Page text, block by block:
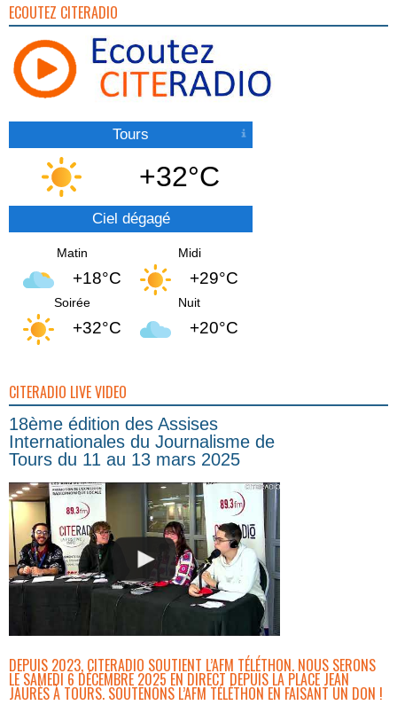
ECOUTEZ CITERADIO
Tours
+32°C
Ciel dégagé
Matin
+18°C
Midi
+29°C
Soirée
+32°C
Nuit
+20°C
CITERADIO LIVE VIDEO
18ème édition des Assises
Internationales du Journalisme de
Tours du 11 au 13 mars 2025
DEPUIS 2023, CITERADIO SOUTIENT L’AFM TÉLÉTHON. NOUS SERONS
LE SAMEDI 6 DÉCEMBRE 2025 EN DIRECT DEPUIS LA PLACE JEAN
JAURÈS À TOURS. SOUTENONS L’AFM TÉLÉTHON EN FAISANT UN DON !